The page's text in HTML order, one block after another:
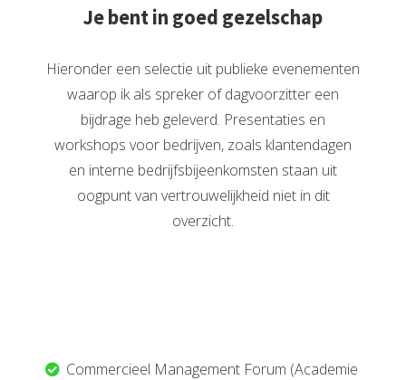
Je bent in goed gezelschap
Hieronder een selectie uit publieke evenementen
waarop ik als spreker of dagvoorzitter een
bijdrage heb geleverd. Presentaties en
workshops voor bedrijven, zoals klantendagen
en interne bedrijfsbijeenkomsten staan uit
oogpunt van vertrouwelijkheid niet in dit
overzicht.
Commercieel Management Forum (Academie